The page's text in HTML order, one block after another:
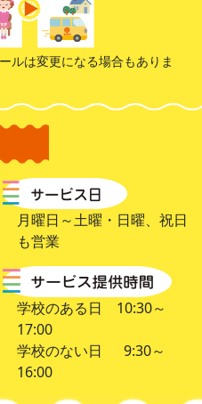
ルは変更になる場合もありま
月曜日～土曜・日曜、祝日
も営業
学校のある日 10:30～
17:00
学校のない日 9:30～
16:00